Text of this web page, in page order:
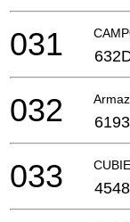
031
032
033